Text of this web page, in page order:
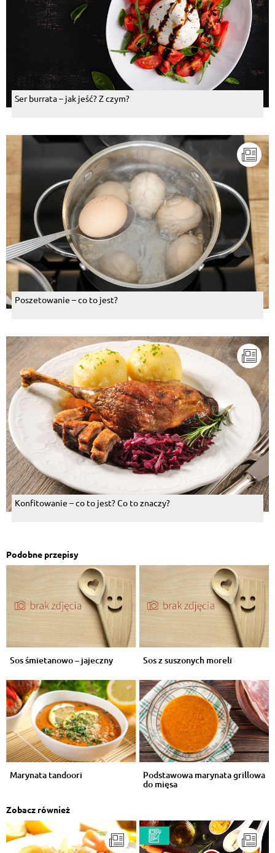
Ser burrata – jak jeść? Z czym?
Poszetowanie – co to jest?
Konfitowanie – co to jest? Co to znaczy?
Podobne przepisy
Sos śmietanowo – jajeczny Sos z suszonych moreli
Marynata tandoori Podstawowa marynata grillowa
do mięsa
Zobacz również